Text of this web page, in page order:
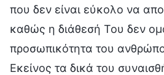
που δεν είναι εύκολο να
καθώς η διάθεσή Του δεν
προσωπικότητα του
Εκείνος τα δικά του